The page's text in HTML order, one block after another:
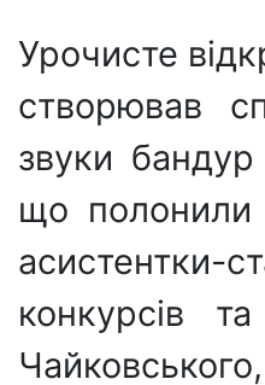
Урочисте
створював
звуки
що полонили
асистентки-
конкурсів
та